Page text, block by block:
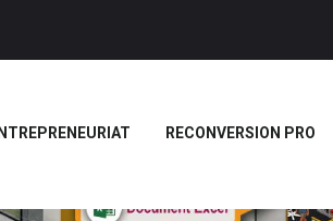
RECONVERSION PRO
Forces LMS